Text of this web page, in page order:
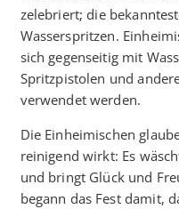
zelebriert; die
Wasserspritzen.
sich gegenseitig mit
Spritzpistolen und
verwendet werden.
Die Einheimischen
reinigend wirkt: Es
und bringt Glück und
begann das Fest damit,